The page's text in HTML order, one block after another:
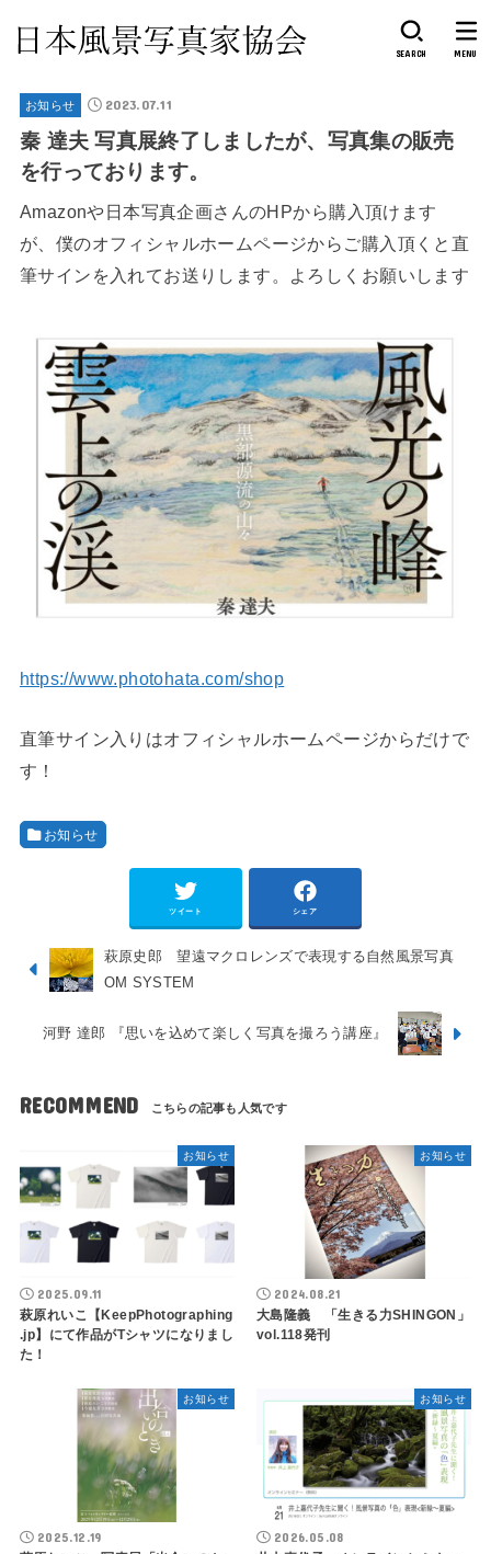
SEARCH MENU
お知らせ 2023.07.11
秦 達夫 写真展終了しましたが、写真集の販売
を行っております。
Amazonや日本写真企画さんのHPから購入頂けます
が、僕のオフィシャルホームページからご購入頂くと直
筆サインを入れてお送りします。よろしくお願いします
https://www.photohata.com/shop
直筆サイン入りはオフィシャルホームページからだけで
す！
お知らせ
ツイート シェア
萩原史郎 望遠マクロレンズで表現する自然風景写真
OM SYSTEM
河野 達郎 『思いを込めて楽しく写真を撮ろう講座』
RECOMMEND
お知らせ
2025.09.11
萩原れいこ【KeepPhotographing​
.jp】にて作品がTシャツになりまし
た！
お知らせ
2024.08.21
大島隆義 「生きる力SHINGON」
vol.118発刊
お知らせ
2025.12.19
お知らせ
2026.05.08